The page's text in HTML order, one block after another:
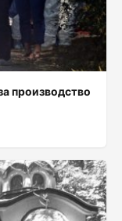
производство